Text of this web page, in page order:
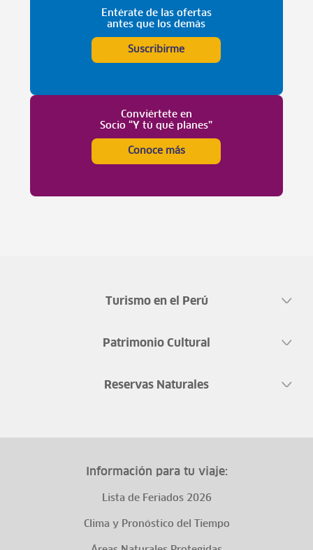
Entérate de las ofertas
antes que los demás
Suscribirme
Conviértete en
Socio “Y tú qué planes”
Conoce más
Turismo en el Perú
Patrimonio Cultural
Reservas Naturales
Información para tu viaje:
Lista de Feriados 2026
Clima y Pronóstico del Tiempo